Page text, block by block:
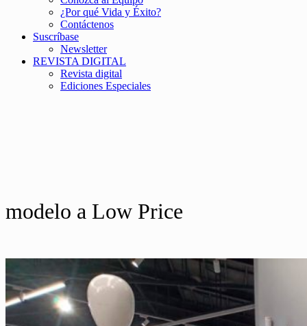
¿Por qué Vida y Éxito?
Contáctenos
Suscríbase
Newsletter
REVISTA DIGITAL
Revista digital
Ediciones Especiales
modelo a Low Price